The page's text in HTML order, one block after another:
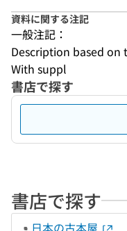
資料に関する注記
一般注記：
Description based on
With suppl
書店で探す
書店で探す
日本の古本屋